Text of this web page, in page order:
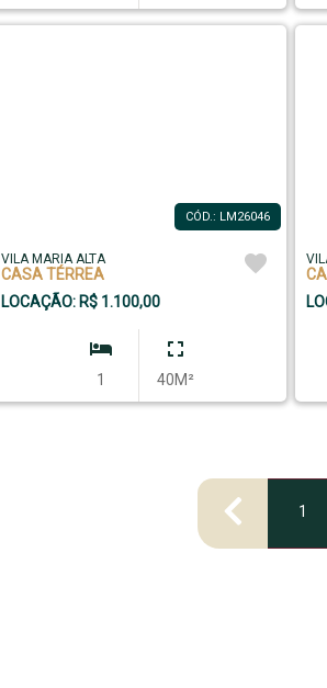
CÓD.: LM26046
VILA MARIA ALTA
CASA TÉRREA
LOCAÇÃO: R$ 1.100,00
1 40M²
1